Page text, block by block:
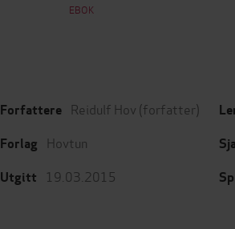
EBOK
Forfattere Reidulf Hov (forfatter)
Forlag Hovtun
Utgitt 19.03.2015